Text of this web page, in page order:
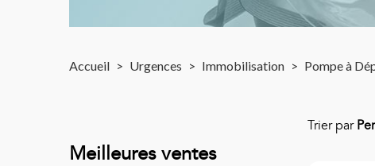
Accueil > Urgences > Immobilisation > Pompe à
Meilleures ventes
Trier par